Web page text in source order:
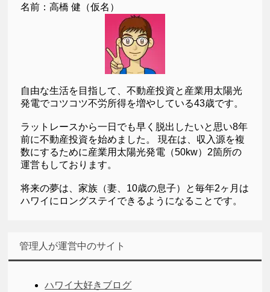
名前：高橋 健（仮名）
自由な生活を目指して、不動産投資と産業用太陽光
発電でコツコツ不労所得を増やしている43歳です。
ラットレースから一日でも早く脱出したいと思い8年
前に不動産投資を始めました。 現在は、収入源を複
数にするために産業用太陽光発電（50kw）2箇所の
運営もしております。
将来の夢は、家族（妻、10歳の息子）と毎年2ヶ月は
ハワイにロングステイできるようになることです。
管理人が運営中のサイト
ハワイ大好きブログ